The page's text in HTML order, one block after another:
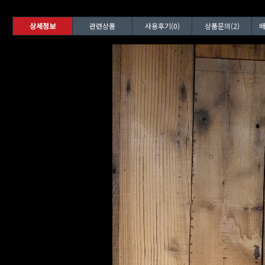
상세정보 관련상품 사용후기(0) 상품문의(2)